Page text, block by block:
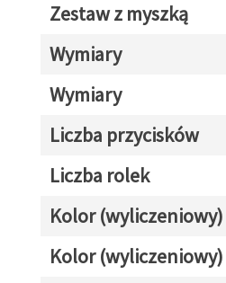
Zestaw z myszką
Wymiary
Wymiary
Liczba przycisków
Liczba rolek
Kolor (wyliczeniowy)
Kolor (wyliczeniowy)